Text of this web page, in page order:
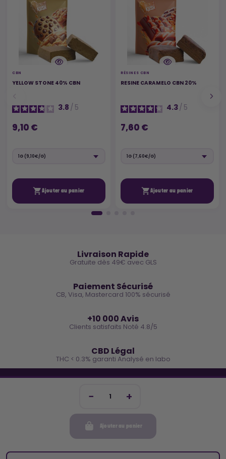
Ajouter au panier
CBN
YELLOW STONE 40% CBN
3.8 / 5
9,10 €
Ajouter au panier
RÉSINES CBN
RESINE CARAMELO CBN 20%
4.3/ 5
7,60 €
Ajouter au panier
Livraison Rapide
Gratuite dès 49€ avec GLS
Paiement Sécurisé
CB, Visa, Mastercard 100% sécurisé
+10 000 Avis
Clients satisfaits Noté 4.8/5
CBD Légal
THC < 0.3% garanti Analysé en labo
Inscris-toi et reçois -10€ sur ta prochaine commande
Cocorikush